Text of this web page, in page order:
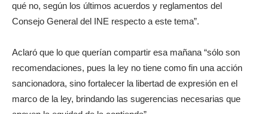
qué no, según los últimos acuerdos y reglamentos del
Consejo General del INE respecto a este tema”.
Aclaró que lo que querían compartir esa mañana “sólo son
recomendaciones, pues la ley no tiene como fin una acción
sancionadora, sino fortalecer la libertad de expresión en el
marco de la ley, brindando las sugerencias necesarias que